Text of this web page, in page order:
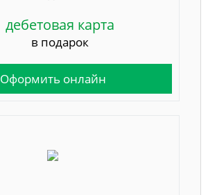
дебетовая карта
в подарок
Оформить онлайн